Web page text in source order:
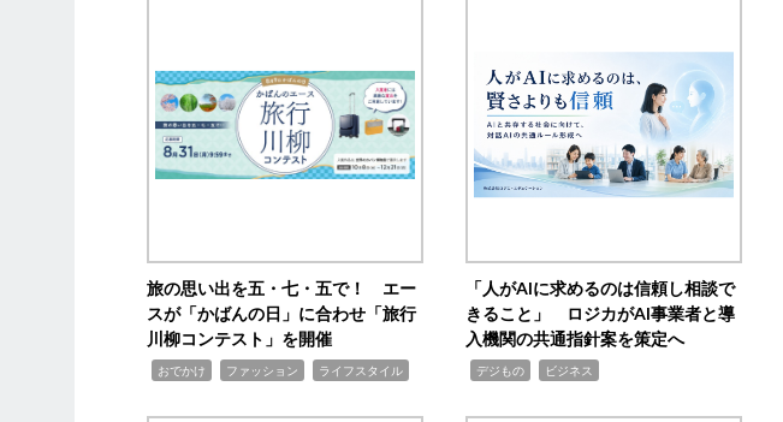
旅の思い出を五・七・五で！ エー
スが「かばんの日」に合わせ「旅行
川柳コンテスト」を開催
おでかけ ファッション ライフスタイル
「人がAIに求めるのは信頼し相談で
きること」 ロジカがAI事業者と導
入機関の共通指針案を策定へ
デジもの ビジネス